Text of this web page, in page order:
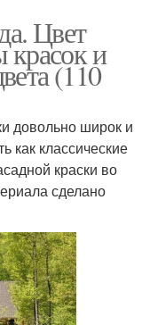
Цвет
красок и
(110
довольно широк и
как классические
краски во
сделано